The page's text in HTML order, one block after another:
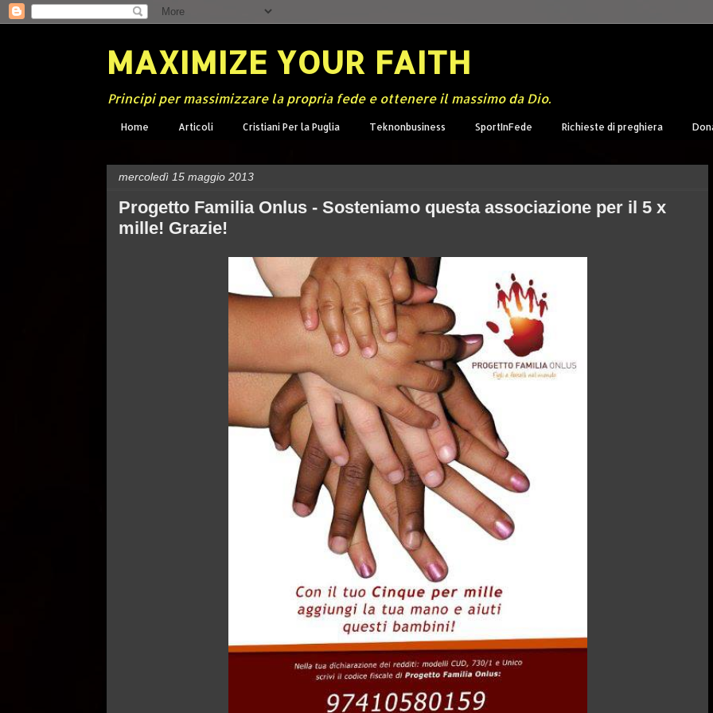
MAXIMIZE YOUR FAITH
Principi per massimizzare la propria fede e ottenere il massimo da Dio.
Home Articoli Cristiani Per la Puglia Teknonbusiness SportInFede Richieste di preghiera
mercoledì 15 maggio 2013
Progetto Familia Onlus - Sosteniamo questa associazione per il 5 x
mille! Grazie!